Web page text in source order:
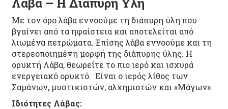
Με τον όρο λάβα εννοούμε τη διάπυρη ύλη που
βγαίνει από τα ηφαίστεια και αποτελείται από
λιωμένα πετρώματα. Επίσης λάβα εννοούμε και τη
στερεοποιημένη μορφή της διάπυρης ύλης. Η
ορυκτή Λάβα, θεωρείτε το πιο ιερό και ισχυρά
ενεργειακό ορυκτό. Είναι ο ιερός λίθος των
Σαμάνων, μυστικιστών, αλχημιστών και «Μάγων».
Ιδιότητες Λάβας: